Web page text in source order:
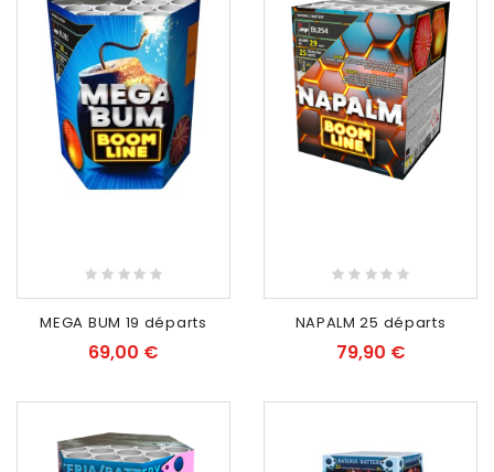
RUPTURE DE STOCK
MEGA BUM 19 départs
69,00 €
RUPTURE DE STOCK
NAPALM 25 départs
79,90 €